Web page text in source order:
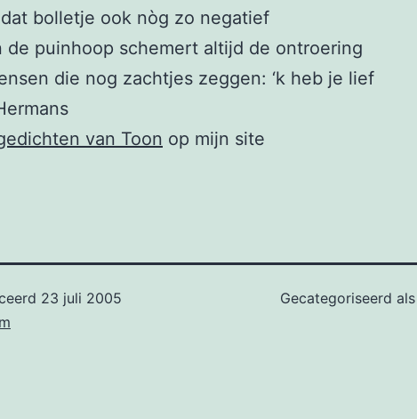
bolletje ook nòg zo negatief
de puinhoop schemert altijd de ontroering
die nog zachtjes zeggen: ‘k heb je lief
van Toon op mijn site
23 juli 2005
Gecategoriseerd